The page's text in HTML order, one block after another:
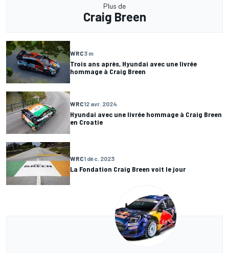
Plus de
Craig Breen
WRC3 m
Trois ans après, Hyundai avec une livrée
hommage à Craig Breen
WRC12 avr. 2024
Hyundai avec une livrée hommage à Craig Breen
en Croatie
WRC1 déc. 2023
La Fondation Craig Breen voit le jour